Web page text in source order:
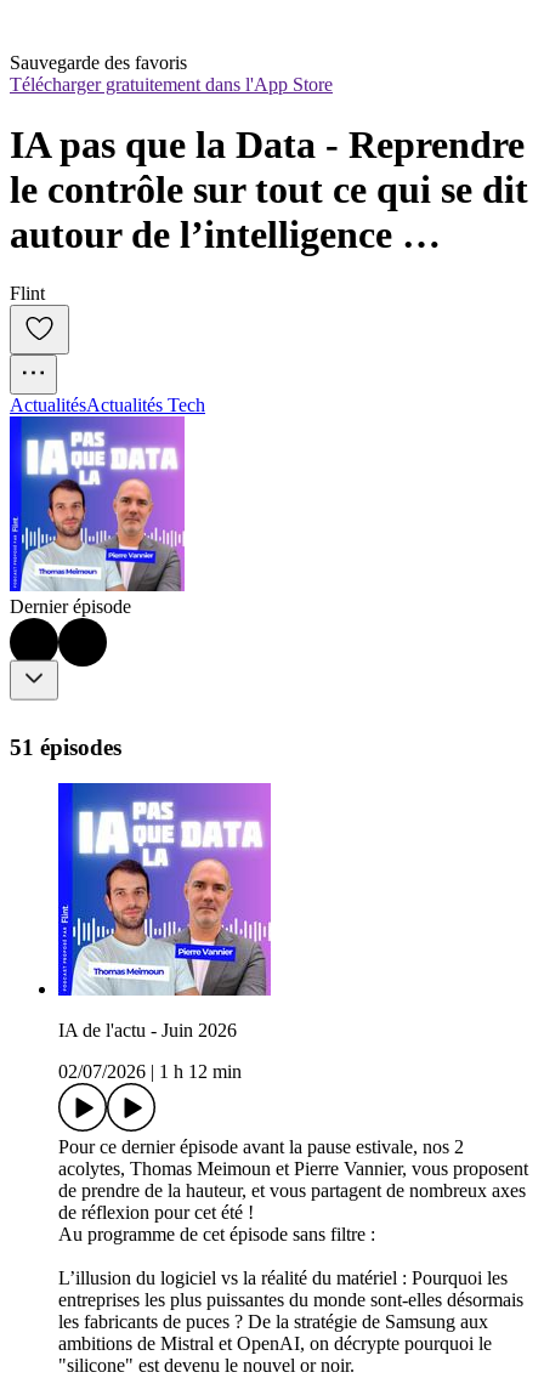
Sauvegarde des favoris
Télécharger gratuitement dans l'App Store
IA pas que la Data - Reprendre
le contrôle sur tout ce qui se dit
autour de l’intelligence
artificielle
Flint
ActualitésActualités Tech
Dernier épisode
51 épisodes
IA de l'actu - Juin 2026
02/07/2026
1 h 12 min
Pour ce dernier épisode avant la pause estivale, nos 2
acolytes, Thomas Meimoun et Pierre Vannier, vous proposent
de prendre de la hauteur, et vous partagent de nombreux axes
de réflexion pour cet été !
Au programme de cet épisode sans filtre :
L’illusion du logiciel vs la réalité du matériel : Pourquoi les
entreprises les plus puissantes du monde sont-elles désormais
les fabricants de puces ? De la stratégie de Samsung aux
ambitions de Mistral et OpenAI, on décrypte pourquoi le
"silicone" est devenu le nouvel or noir.